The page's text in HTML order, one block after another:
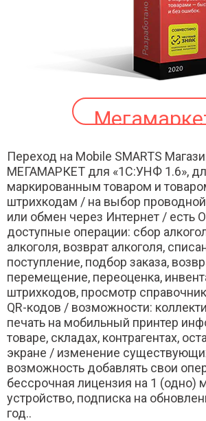
Переход на Mobile SMARTS
МЕГАМАРКЕТ для «1С:УНФ 1.6»,
маркированным товаром и
штрихкодам / на выбор
или обмен через Интернет /
доступные операции: сбор
алкоголя, возврат алкоголя,
поступление, подбор заказа,
перемещение, переоценка,
штрихкодов, просмотр
QR-кодов / возможности:
печать на мобильный принтер
товаре, складах, контрагентах,
экране / изменение
возможность добавлять свои
бессрочная лицензия на 1 (одно)
устройство, подписка на
год..